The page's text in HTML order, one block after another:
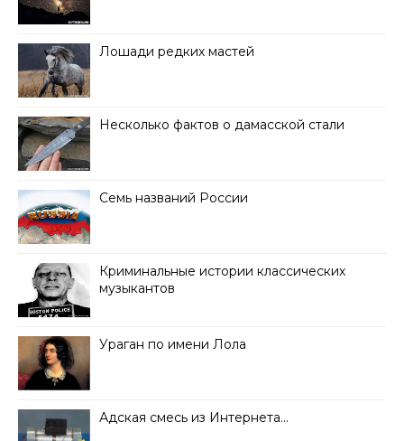
Лошади редких мастей
Несколько фактов о дамасской стали
Семь названий России
Криминальные истории классических
музыкантов
Ураган по имени Лола
Адская смесь из Интернета…